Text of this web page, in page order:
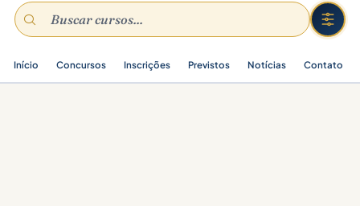
Início Concursos Inscrições Previstos Notícias Contato